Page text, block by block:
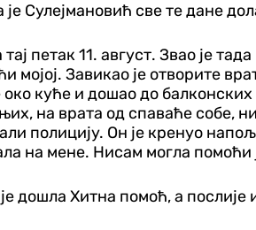
је Сулејмановић све те дане
петак 11. август. Звао је
мојој. Завикао је отворите
куће и дошао до
на врата од спаваће собе,
полицију. Он је кренуо
на мене. Нисам могла помоћи
дошла Хитна помоћ, а послије